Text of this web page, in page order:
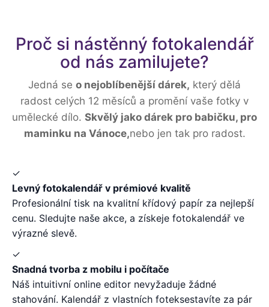
Proč si nástěnný fotokalendář
od nás zamilujete?
Jedná se o nejoblíbenější dárek, který dělá
radost celých 12 měsíců a promění vaše fotky v
umělecké dílo. Skvělý jako dárek pro babičku, pro
maminku na Vánoce,nebo jen tak pro radost.
✓
Levný fotokalendář v prémiové kvalitě
Profesionální tisk na kvalitní křídový papír za nejlepší
cenu. Sledujte naše akce, a získeje fotokalendář ve
výrazné slevě.
✓
Snadná tvorba z mobilu i počítače
Náš intuitivní online editor nevyžaduje žádné
stahování. Kalendář z vlastních foteksestavíte za pár